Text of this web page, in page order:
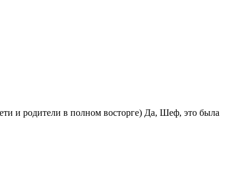
и родители в полном восторге) Да, Шеф, это была